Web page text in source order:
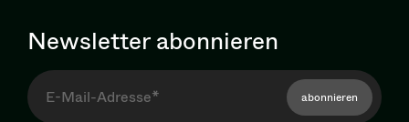
Newsletter abonnieren
abonnieren